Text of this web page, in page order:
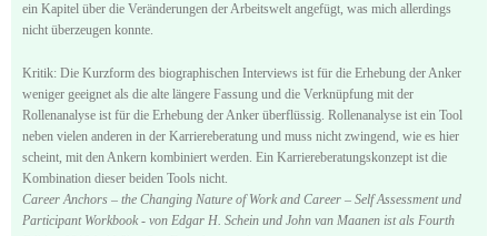
ein Kapitel über die Veränderungen der Arbeitswelt angefügt, was mich allerdings
nicht überzeugen konnte.
Kritik: Die Kurzform des biographischen Interviews ist für die Erhebung der Anker
weniger geeignet als die alte längere Fassung und die Verknüpfung mit der
Rollenanalyse ist für die Erhebung der Anker überflüssig. Rollenanalyse ist ein Tool
neben vielen anderen in der Karriereberatung und muss nicht zwingend, wie es hier
scheint, mit den Ankern kombiniert werden. Ein Karriereberatungskonzept ist die
Kombination dieser beiden Tools nicht.
Career Anchors ‒ the Changing Nature of Work and Career ‒ Self Assessment und
Participant Workbook - von Edgar H. Schein und John van Maanen ist als Fourth